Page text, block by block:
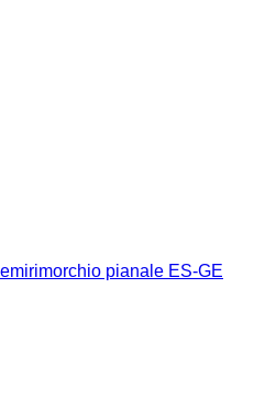
pianale ES-GE